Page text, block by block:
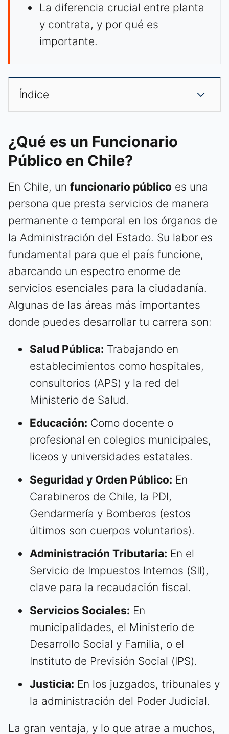
La diferencia crucial entre planta
y contrata, y por qué es
importante.
Índice
¿Qué es un Funcionario
Público en Chile?
En Chile, un funcionario público es una
persona que presta servicios de manera
permanente o temporal en los órganos de
la Administración del Estado. Su labor es
fundamental para que el país funcione,
abarcando un espectro enorme de
servicios esenciales para la ciudadanía.
Algunas de las áreas más importantes
donde puedes desarrollar tu carrera son:
Salud Pública: Trabajando en
establecimientos como hospitales,
consultorios (APS) y la red del
Ministerio de Salud.
Educación: Como docente o
profesional en colegios municipales,
liceos y universidades estatales.
Seguridad y Orden Público: En
Carabineros de Chile, la PDI,
Gendarmería y Bomberos (estos
últimos son cuerpos voluntarios).
Administración Tributaria: En el
Servicio de Impuestos Internos (SII),
clave para la recaudación fiscal.
Servicios Sociales: En
municipalidades, el Ministerio de
Desarrollo Social y Familia, o el
Instituto de Previsión Social (IPS).
Justicia: En los juzgados, tribunales y
la administración del Poder Judicial.
La gran ventaja, y lo que atrae a muchos,